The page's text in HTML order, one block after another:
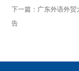
下一篇： 广东外语外贸
告